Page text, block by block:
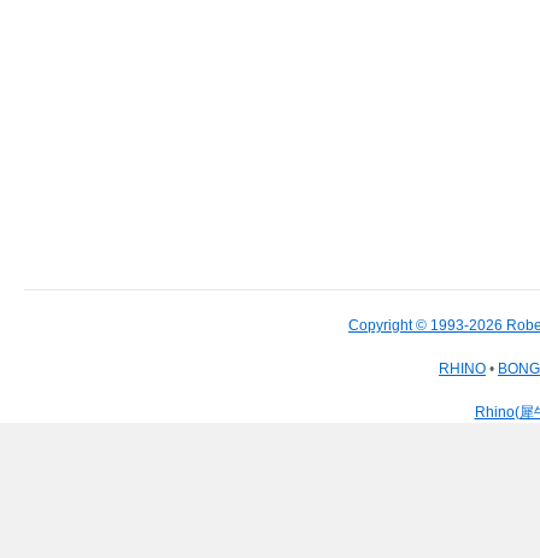
Copyright © 1993-2026
RHINO •
Rhino(犀